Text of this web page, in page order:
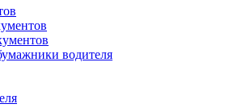
водителя